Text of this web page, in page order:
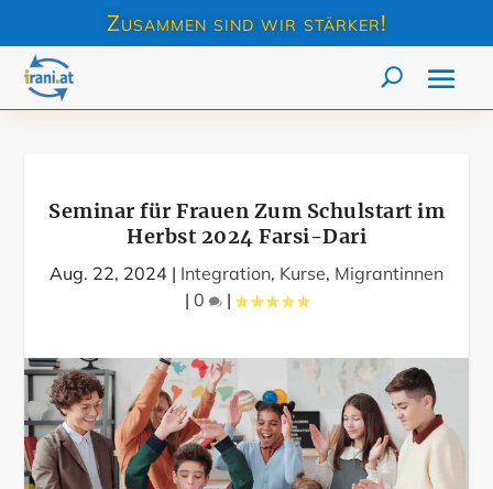
Zusammen sind wir stärker!
Seminar für Frauen Zum Schulstart im
Herbst 2024 Farsi-Dari
Aug. 22, 2024 | Integration, Kurse, Migrantinnen
| 0 |